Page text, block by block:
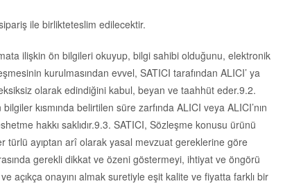
ile birlikteteslim edilecektir.
ilişkin ön bilgileri okuyup, bilgi sahibi olduğunu, elektronik
kurulmasından evvel, SATICI tarafından ALICI’ ya
olarak edindiğini kabul, beyan ve taahhüt eder.9.2.
kısmında belirtilen süre zarfında ALICI veya ALICI’nın
hakkı saklıdır.9.3. SATICI, Sözleşme konusu ürünü
türlü ayıptan arî olarak yasal mevzuat gereklerine göre
gerekli dikkat ve özeni göstermeyi, ihtiyat ve öngörü
onayını almak suretiyle eşit kalite ve fiyatta farklı bir